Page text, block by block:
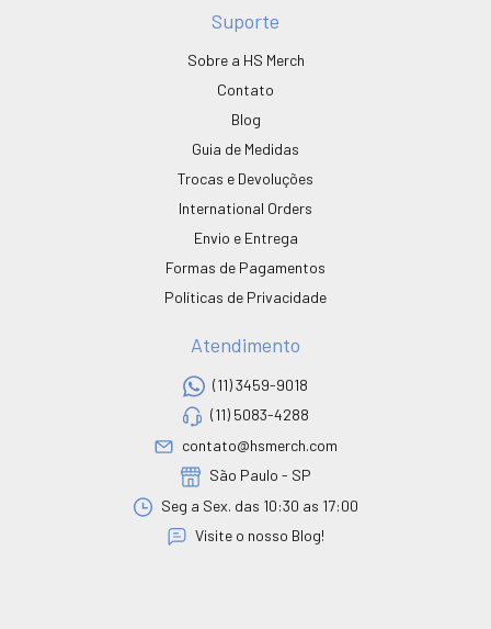
Suporte
Sobre a HS Merch
Contato
Blog
Guia de Medidas
Trocas e Devoluções
International Orders
Envio e Entrega
Formas de Pagamentos
Políticas de Privacidade
Atendimento
(11) 3459-9018
(11) 5083-4288
contato@hsmerch.com
São Paulo - SP
Seg a Sex. das 10:30 as 17:00
Visite o nosso Blog!